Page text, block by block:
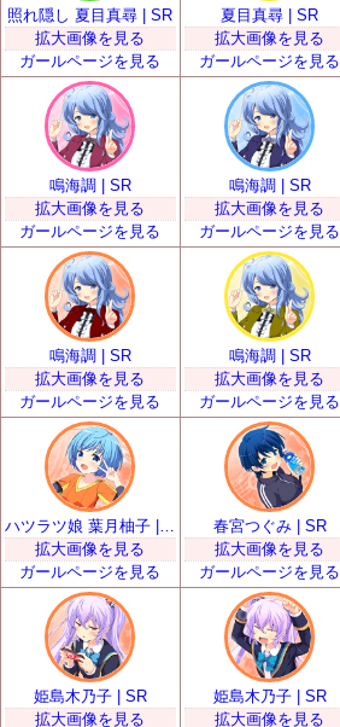
照れ隠し 夏目真尋 | SR
拡大画像を見る
ガールページを見る
夏目真尋 | SR
拡大画像を見る
ガールページを見る
鳴海調 | SR
拡大画像を見る
ガールページを見る
鳴海調 | SR
拡大画像を見る
ガールページを見る
鳴海調 | SR
拡大画像を見る
ガールページを見る
鳴海調 | SR
拡大画像を見る
ガールページを見る
拡大画像を見る
ガールページを見る
春宮つぐみ | SR
拡大画像を見る
ガールページを見る
姫島木乃子 | SR
拡大画像を見る
姫島木乃子 | SR
拡大画像を見る